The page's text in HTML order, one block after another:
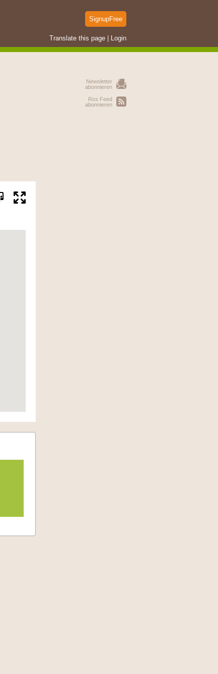
SignupFree
Translate this page Login
Newsletter
abonnieren
Rss Feed
abonnieren